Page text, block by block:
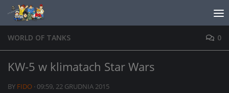
Skip to content
WORLD OF TANKS 0
KW-5 w klimatach Star Wars
BY FIDO · 09:59, 22 GRUDNIA 2015